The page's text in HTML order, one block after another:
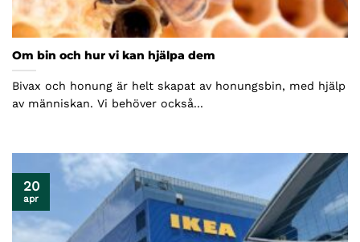
Om bin och hur vi kan hjälpa dem
Bivax och honung är helt skapat av honungsbin, med hjälp
av människan. Vi behöver också...
20
apr